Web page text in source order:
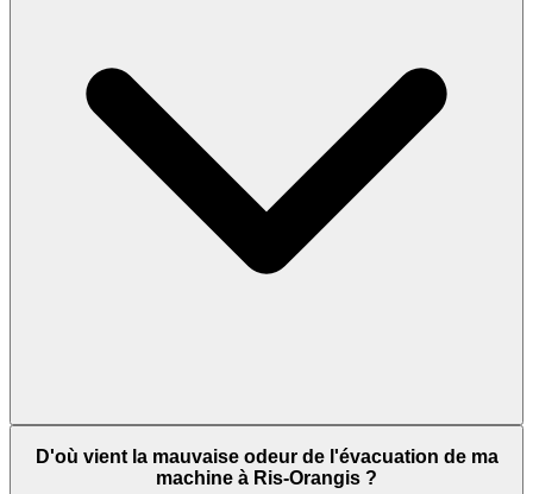
D'où vient la mauvaise odeur de l'évacuation de ma
machine à Ris-Orangis ?